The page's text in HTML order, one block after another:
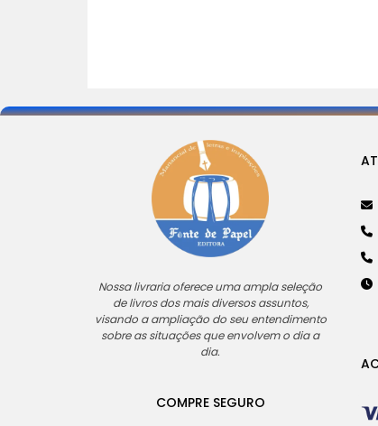
Nossa livraria oferece uma ampla seleção
de livros dos mais diversos assuntos,
visando a ampliação do seu entendimento
sobre as situações que envolvem o dia a
dia.
COMPRE SEGURO